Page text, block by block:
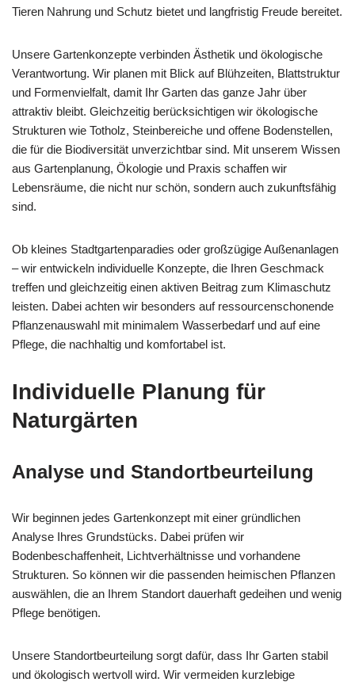
Tieren Nahrung und Schutz bietet und langfristig Freude bereitet.
Unsere Gartenkonzepte verbinden Ästhetik und ökologische
Verantwortung. Wir planen mit Blick auf Blühzeiten, Blattstruktur
und Formenvielfalt, damit Ihr Garten das ganze Jahr über
attraktiv bleibt. Gleichzeitig berücksichtigen wir ökologische
Strukturen wie Totholz, Steinbereiche und offene Bodenstellen,
die für die Biodiversität unverzichtbar sind. Mit unserem Wissen
aus Gartenplanung, Ökologie und Praxis schaffen wir
Lebensräume, die nicht nur schön, sondern auch zukunftsfähig
sind.
Ob kleines Stadtgartenparadies oder großzügige Außenanlagen
– wir entwickeln individuelle Konzepte, die Ihren Geschmack
treffen und gleichzeitig einen aktiven Beitrag zum Klimaschutz
leisten. Dabei achten wir besonders auf ressourcenschonende
Pflanzenauswahl mit minimalem Wasserbedarf und auf eine
Pflege, die nachhaltig und komfortabel ist.
Individuelle Planung für
Naturgärten
Analyse und Standortbeurteilung
Wir beginnen jedes Gartenkonzept mit einer gründlichen
Analyse Ihres Grundstücks. Dabei prüfen wir
Bodenbeschaffenheit, Lichtverhältnisse und vorhandene
Strukturen. So können wir die passenden heimischen Pflanzen
auswählen, die an Ihrem Standort dauerhaft gedeihen und wenig
Pflege benötigen.
Unsere Standortbeurteilung sorgt dafür, dass Ihr Garten stabil
und ökologisch wertvoll wird. Wir vermeiden kurzlebige